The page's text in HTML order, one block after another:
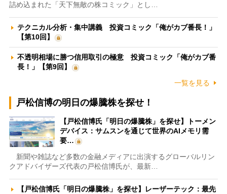
詰め込まれた「天下無敵の株コミック」とし…
テクニカル分析・集中講義 投資コミック「俺がカブ番長！」
【第10回】
不透明相場に勝つ信用取引の極意 投資コミック「俺がカブ番
長！」【第9回】
一覧を見る
戸松信博の明日の爆騰株を探せ！
【戸松信博氏「明日の爆騰株」を探せ】トーメン
デバイス：サムスンを通じて世界のAIメモリ需
要…
新聞や雑誌など多数の金融メディアに出演するグローバルリン
クアドバイザーズ代表の戸松信博氏が、最新…
【戸松信博氏「明日の爆騰株」を探せ】レーザーテック：最先